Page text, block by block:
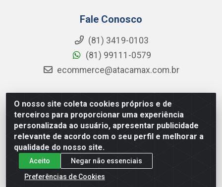
O nosso site coleta cookies próprios e de
terceiros para proporcionar uma experiência
personalizada ao usuário, apresentar publicidade
relevante de acordo com o seu perfil e melhorar a
qualidade do nosso site.
Aceito
Negar não essenciais
Preferências de Cookies
Fale Conosco
(81) 3419-0103
(81) 99111-0579
ecommerce@atacamax.com.br
Atacamax Importadora de Alimentos LTDA - RODOVIA BR-
101 - SUL, KM 79,60 GP E GALPAO:D - Muribeca, Jaboatão dos
Guararapes - PE, 54355-010 - CNPJ 08.305.623/0001-84